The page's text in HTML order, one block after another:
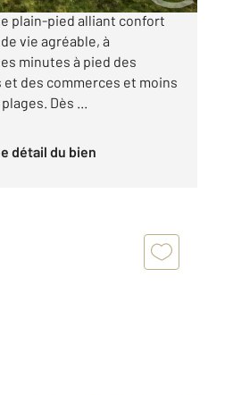
plain-pied alliant confort
vie agréable, à
minutes à pied des
des commerces et moins
Dès ...
le détail du bien